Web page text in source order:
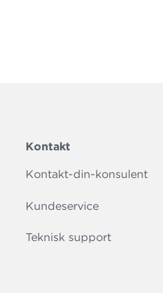
Kontakt
Kontakt-din-konsulent
Kundeservice
Teknisk support